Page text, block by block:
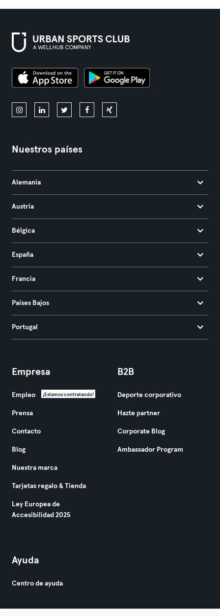
Nuestros países
Alemania
Austria
Bélgica
España
Francia
Países Bajos
Portugal
Empresa
Empleo ¡Estamos contratando!
Prensa
Contacto
Blog
Nuestra marca
Tarjetas regalo & Tienda
Ley Europea de
Accesibilidad 2025
B2B
Deporte corporativo
Hazte partner
Corporate Blog
Ambassador Program
Ayuda
Centro de ayuda